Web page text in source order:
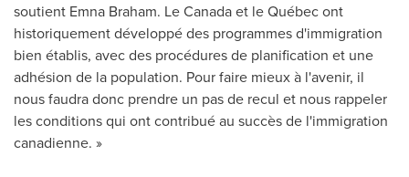
soutient Emna Braham. Le Canadaet le Québec ont
historiquement développé des programmes d'immigration
bien établis, avec des procédures de planification et une
adhésion de la population. Pour faire mieux à l'avenir, il
nous faudra donc prendre un pas de recul et nous rappeler
les conditions qui ont contribué au succès de l'immigration
canadienne. »